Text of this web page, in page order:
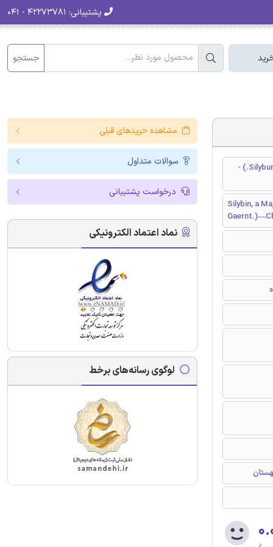
پشتیبانی:
جستجو
سیلی بین، یکی از اجزای مهم فعال زیستی شیر خردل (Silybum marianum L.Gernt.) -
Silybin, a
مشاهده خریدهای قبلی
سوالات متداول
درخواست پشتیبانی
نماد اعتماد الکترونیکی
لوگوی رسانه‌های برخط